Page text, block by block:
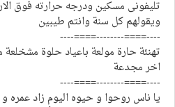
تليفونى مسكين ودرجه حرارته فوق
ويقولهم كل سنة وانتم طيبين
----====--------====----
تهنئة حارة مولعة باعياد حلوة
اخر مجدعة
----====--------====----
يا ناس روحوا و حيوه اليوم زاد عمره